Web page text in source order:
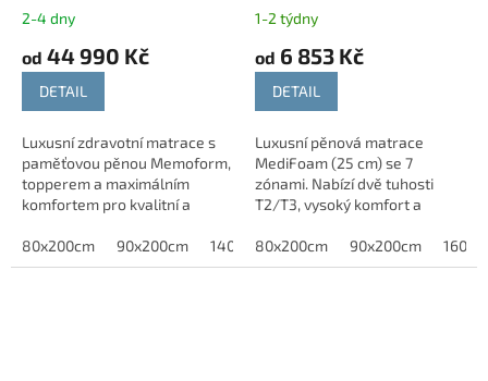
pěnou 30 cm T3
2-4 dny
od 44 990 Kč
DETAIL
Luxusní zdravotní matrace s
paměťovou pěnou Memoform,
topperem a maximálním
komfortem pro kvalitní a
POTŘEBUJETE JINÝ ROZMĚR? -
Neváhejte nás...
80x200cm 90x200cm 140x200 cm 160x200cm
1-2 týdny
od 6 853 Kč
DETAIL
Luxusní pěnová matrace
MediFoam (25 cm) se 7
zónami. Nabízí dvě tuhosti
T2/T3, vysoký komfort a
80x200cm
90x200cm